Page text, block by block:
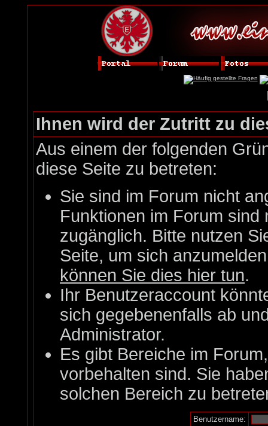
Ihnen wird der Zutritt zu
Aus einem der folgenden
diese Seite zu betreten:
Sie sind im Forum nicht
Funktionen im Forum
zugänglich. Bitte nutzen
Seite, um sich
können Sie dies hier tun.
Ihr Benutzeraccount
sich gegebenenfalls ab
Administrator.
Es gibt Bereiche im
vorbehalten sind. Sie
solchen Bereich zu
Benutzername: